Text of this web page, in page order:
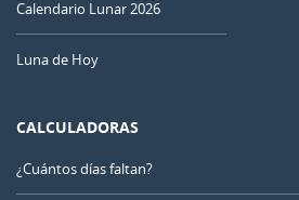
Calendario Lunar 2026
Luna de Hoy
CALCULADORAS
¿Cuántos días faltan?